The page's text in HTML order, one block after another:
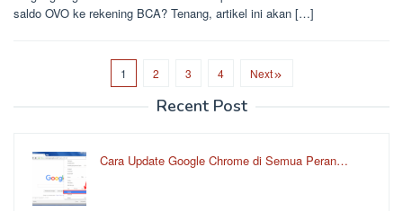
saldo OVO ke rekening BCA? Tenang, artikel ini akan […]
1 2 3 4 Next
Recent Post
Cara Update Google Chrome di Semua Peran…